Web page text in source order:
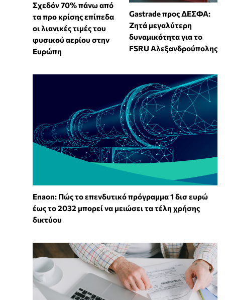
Σχεδόν 70% πάνω από
τα προ κρίσης επίπεδα
οι λιανικές τιμές του
φυσικού αερίου στην
Ευρώπη
Gastrade προς ΔΕΣΦΑ:
Ζητά μεγαλύτερη
δυναμικότητα για το
FSRU Αλεξανδρούπολης
Enaon: Πώς το επενδυτικό πρόγραμμα 1 δισ ευρώ
έως το 2032 μπορεί να μειώσει τα τέλη χρήσης
δικτύου